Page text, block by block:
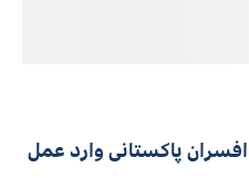
افسران پاکستانی وارد عمل